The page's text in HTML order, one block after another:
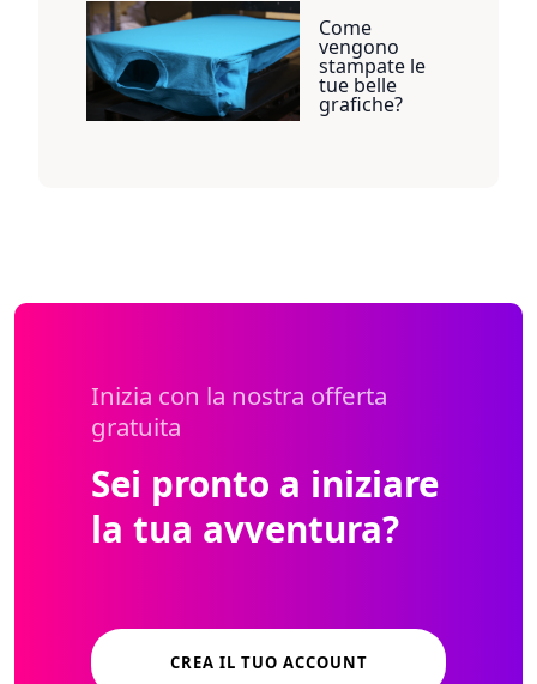
Come
vengono
stampate le
tue belle
grafiche?
Inizia con la nostra offerta
gratuita
Sei pronto a iniziare
la tua avventura?
CREA IL TUO ACCOUNT